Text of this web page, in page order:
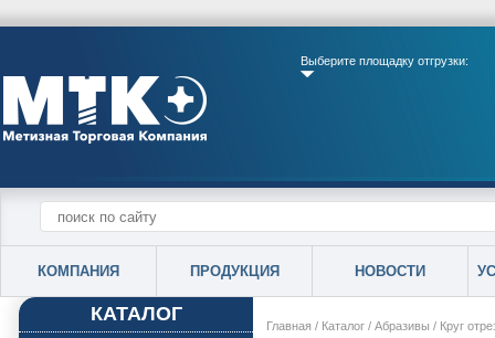
Выберите площадку отгрузки:
КОМПАНИЯ ПРОДУКЦИЯ НОВОСТИ
КАТАЛОГ
Главная / Каталог / Абразивы / Круг